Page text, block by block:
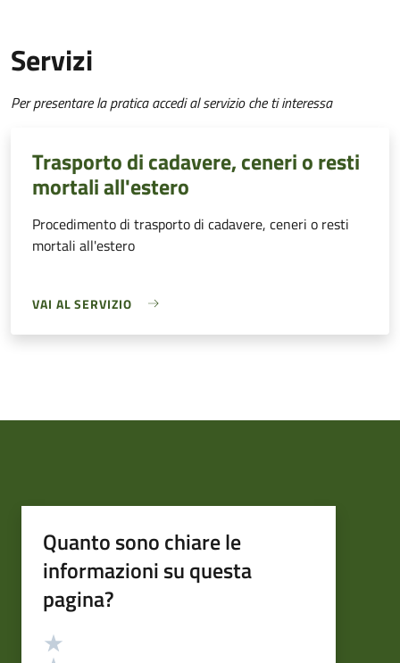
Servizi
Per presentare la pratica accedi al servizio che ti interessa
Trasporto di cadavere, ceneri o resti
mortali all'estero
Procedimento di trasporto di cadavere, ceneri o resti
mortali all'estero
VAI AL SERVIZIO
Quanto sono chiare le
informazioni su questa
pagina?
Valutazione